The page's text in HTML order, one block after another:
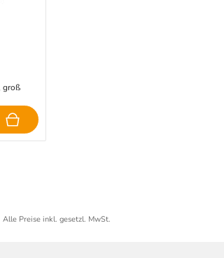
groß
Alle Preise inkl. gesetzl. MwSt.